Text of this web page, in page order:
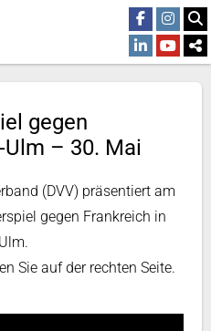
gegen
Ulm – 30. Mai
(DVV) präsentiert am
gegen Frankreich in
Sie auf der rechten Seite.